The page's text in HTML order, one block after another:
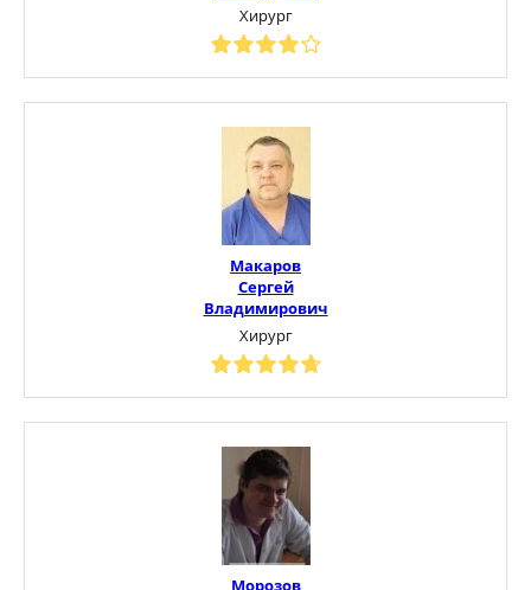
Хирург
Макаров
Сергей
Владимирович
Хирург
Морозов